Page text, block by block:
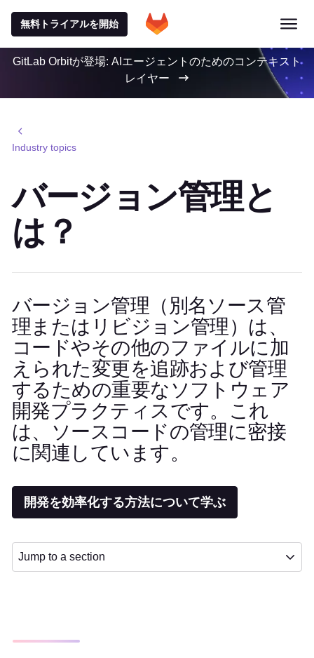
無料トライアルを開始
GitLab Orbitが登場: AIエージェントのためのコンテキスト
レイヤー
Industry topics
バージョン管理と
は？
バージョン管理（別名ソース管
理またはリビジョン管理）は、
コードやその他のファイルに加
えられた変更を追跡および管理
するための重要なソフトウェア
開発プラクティスです。これ
は、ソースコードの管理に密接
に関連しています。
開発を効率化する方法について学ぶ
Jump to a section